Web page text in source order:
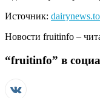
Источник:
Новости fruitinfo –
“fruitinfo” в